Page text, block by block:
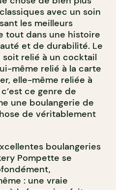
avec un soin
les meilleurs
tout dans une histoire
et de durabilité. Le
soit relié à un cocktail
même relié à la carte
elle-même reliée à
ce genre de
une boulangerie de
de véritablement
boulangeries
Pompette se
: une vraie